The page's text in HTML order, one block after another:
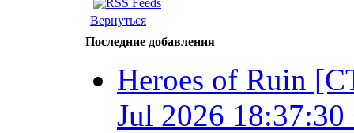
Вернуться
Последние добавления
Heroes of Ruin
Jul 2026 18:37:30